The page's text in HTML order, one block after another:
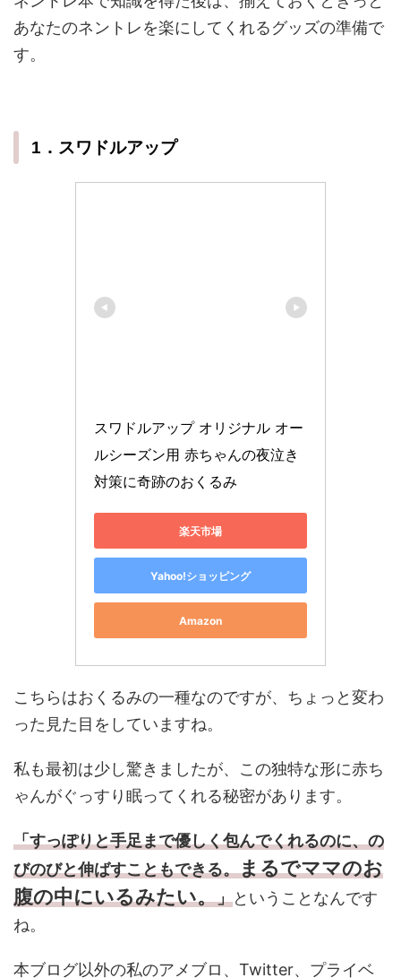
あなたのネントレを楽にしてくれるグッズの準備で
す。
1．スワドルアップ
スワドルアップ オリジナル オー
ルシーズン用 赤ちゃんの夜泣き
対策に奇跡のおくるみ
楽天市場
Yahoo!ショッピング
Amazon
こちらはおくるみの一種なのですが、ちょっと変わ
った見た目をしていますね。
私も最初は少し驚きましたが、この独特な形に赤ち
ゃんがぐっすり眠ってくれる秘密があります。
「すっぽりと手足まで優しく包んでくれるのに、の
びのびと伸ばすこともできる。まるでママのお
腹の中にいるみたい。」ということなんです
ね。
本ブログ以外の私のアメブロ、Twitter、プライベ